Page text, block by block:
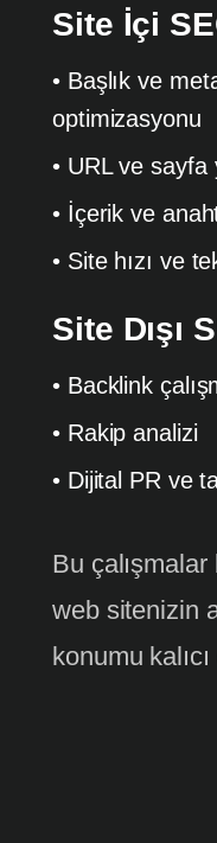
Site İçi
• Başlık ve
optimizasyonu
• URL ve sayfa
• İçerik ve
• Site hızı ve
Site Dışı
• Backlink
• Rakip analizi
• Dijital PR ve
Bu
web sitenizin
konumu